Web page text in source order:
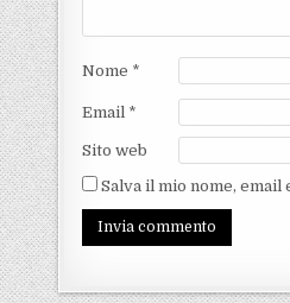
Nome *
Email *
Sito web
Salva il mio nome,